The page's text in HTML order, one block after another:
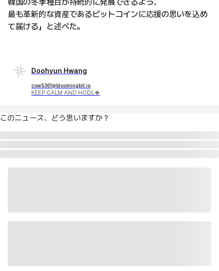
韓国の冬季種目が持続的に発展できるよう、
最も革新的な資産であるビットコインに応援の思いを込め
て届ける」と述べた。
Doohyun Hwang
cow5361@bloomingbit.io
KEEP CALM AND HODL🍀
このニュース、どう思いますか？